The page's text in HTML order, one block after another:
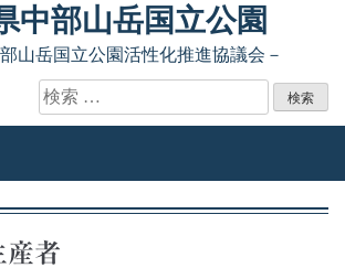
中部山岳国立公園
山岳国立公園活性化推進協議会－
検索:
産者